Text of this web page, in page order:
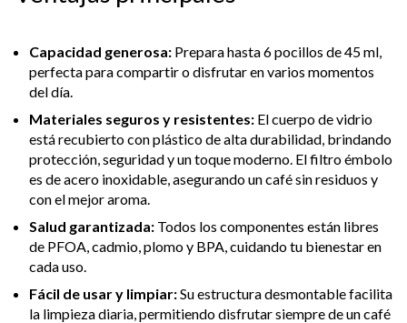
Capacidad generosa: Prepara hasta 6 pocillos de 45 ml,
perfecta para compartir o disfrutar en varios momentos
del día.
Materiales seguros y resistentes: El cuerpo de vidrio
está recubierto con plástico de alta durabilidad, brindando
protección, seguridad y un toque moderno. El filtro émbolo
es de acero inoxidable, asegurando un café sin residuos y
con el mejor aroma.
Salud garantizada: Todos los componentes están libres
de PFOA, cadmio, plomo y BPA, cuidando tu bienestar en
cada uso.
Fácil de usar y limpiar:Su estructura desmontable facilita
la limpieza diaria, permitiendo disfrutar siempre de un café